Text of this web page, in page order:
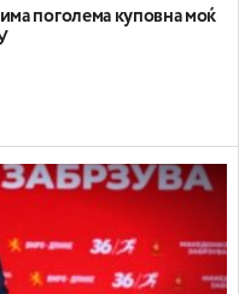
поголема куповна моќ